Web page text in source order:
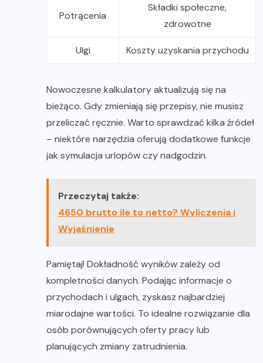
Potrącenia
Składki społeczne,
zdrowotne
Ulgi Koszty uzyskania przychodu
Nowoczesne kalkulatory aktualizują się na
bieżąco. Gdy zmieniają się przepisy, nie musisz
przeliczać ręcznie. Warto sprawdzać kilka źródeł
– niektóre narzędzia oferują dodatkowe funkcje
jak symulacja urlopów czy nadgodzin.
Przeczytaj także:
4650 brutto ile to netto? Wyliczenia i
Wyjaśnienie
Pamiętaj! Dokładność wyników zależy od
kompletności danych. Podając informacje o
przychodach i ulgach, zyskasz najbardziej
miarodajne wartości. To idealne rozwiązanie dla
osób porównujących oferty pracy lub
planujących zmiany zatrudnienia.